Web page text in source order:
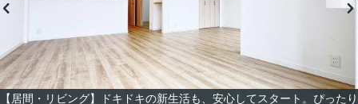
【居間・リビング】ドキドキの新生活も、安心してスタート。ぴったり